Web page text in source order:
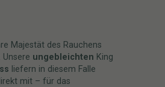
Majestät des Rauchens
ungebleichten King
liefern in diesem Falle
mit – für das